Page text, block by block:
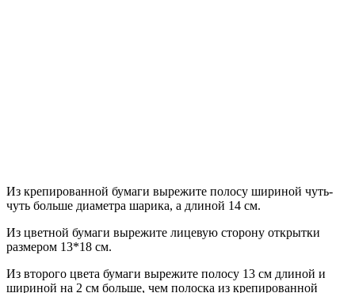
Из крепированной бумаги вырежите полосу шириной чуть-
чуть больше диаметра шарика, а длиной 14 см.
Из цветной бумаги вырежите лицевую сторону открытки
размером 13*18 см.
Из второго цвета бумаги вырежите полосу 13 см длиной и
шириной на 2 см больше, чем полоска из крепированной